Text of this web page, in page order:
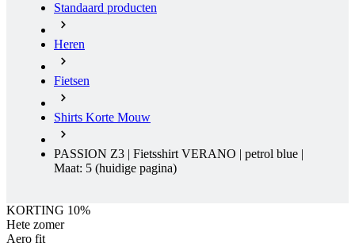
Standaard producten
Heren
Fietsen
Shirts Korte Mouw
PASSION Z3 | Fietsshirt VERANO | petrol blue |
Maat: 5 (huidige pagina)
KORTING 10%
Hete zomer
Aero fit